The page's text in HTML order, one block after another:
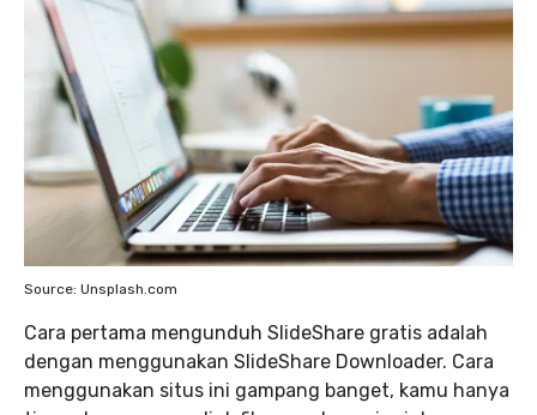
Source: Unsplash.com
Cara pertama mengunduh SlideShare gratis adalah
dengan menggunakan SlideShare Downloader. Cara
menggunakan situs ini gampang banget, kamu hanya